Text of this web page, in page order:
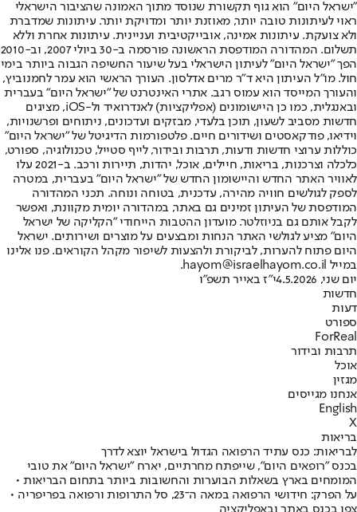
"ישראל היום" הוא גוף תקשורת שנוסד מתוך האמונה שהציבור הישראלי
ראוי לעיתונות טובה יותר, מאוזנת יותר ומדויקת יותר. עיתונות שמדברת
ולא צועקת. עיתונות אמינה, אובייקטיבית ועניינית. עיתונות אחרת וללא
תשלום. המהדורה המודפסת הראשונה פורסמה ב-30 ביולי 2007, וב-2010
הפך "ישראל היום" לעיתון הישראלי בעל שיעור החשיפה הגבוה ביותר בימי
חול. מו"ל העיתון היא ד"ר מרים אדלסון. העורך הראשי הוא עמר לחמנוביץ,
והעורך המייסד הוא עמוס רגב. אתרי האינטרנט של "ישראל היום" בעברית
ובאנגלית, כמו כן היישומונים (אפליקציות) לאנדרואיד ול-iOS, מציגים
חדשות מסביב לשעון, תוכן בלעדי, מבזקים ועדכונים, ניתוחים ופרשנויות,
וידיאו, פודקאסטים ושידורים חיים. פלטפורמות הדיגיטל של "ישראל היום"
כוללות ערוצי חדשות ודעות, תרבות ובידור, לייף סטייל, טכנולוגיה, ספורט,
כלכלה וצרכנות, בריאות, חיילים, אוכל, יהדות, תיירות ורכב. ב-2021 עלו
לאוויר האתר החדש והיישומון החדש של "ישראל היום" בעברית, במטרה
לספק לגולשים חוויה מהירה, עדכנית, בטוחה ונוחה. תכני המהדורה
המודפסת של העיתון זמינים גם באתר, במהדורה יומית מקוונת, ואפשר
לקבל אותם גם בניוזלטר. מועדון ההטבות הייחודי "הקליקה של ישראל
היום" מציע לגולשי האתר הנחות ומבצעים על מוצרים ושירותים. ישראל
היום פתוח להערות, לביקורת ולהצעות לשיפור מקהל הקוראים. פנו אלינו
במייל hayom@israelhayom.co.il.
יום שני, 4.5.2026
י"ז באייר תשפ"ו
חדשות
דעות
ספורט
ForReal
תרבות ובידור
אוכל
מגזין
אנחנו מגייסים
English
X
בריאות
לבריאות: כנס עתיד הרפואה הגדול בישראל יוצא לדרך
בכנס "רופאים היום", שייפתח מחרתיים, יארח "ישראל היום" את טובי
המומחים בארץ בשאלות הבוערות והחשובות ביותר בתחום הבריאות •
על הפרק: חידושי הרפואה במאה ה־23, סל התרופות ורפואה בפריפריה •